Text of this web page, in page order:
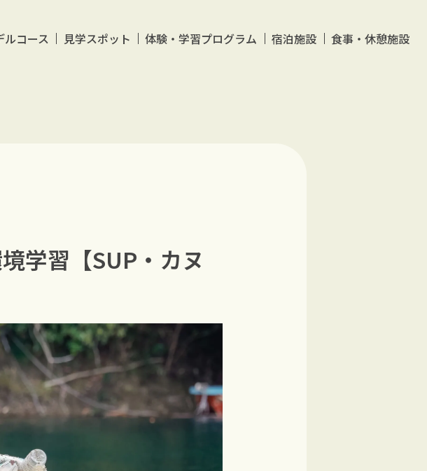
ルコース 見学スポット 体験・学習プログラム 宿泊施設 食事・休憩施設
学習【SUP・カヌ